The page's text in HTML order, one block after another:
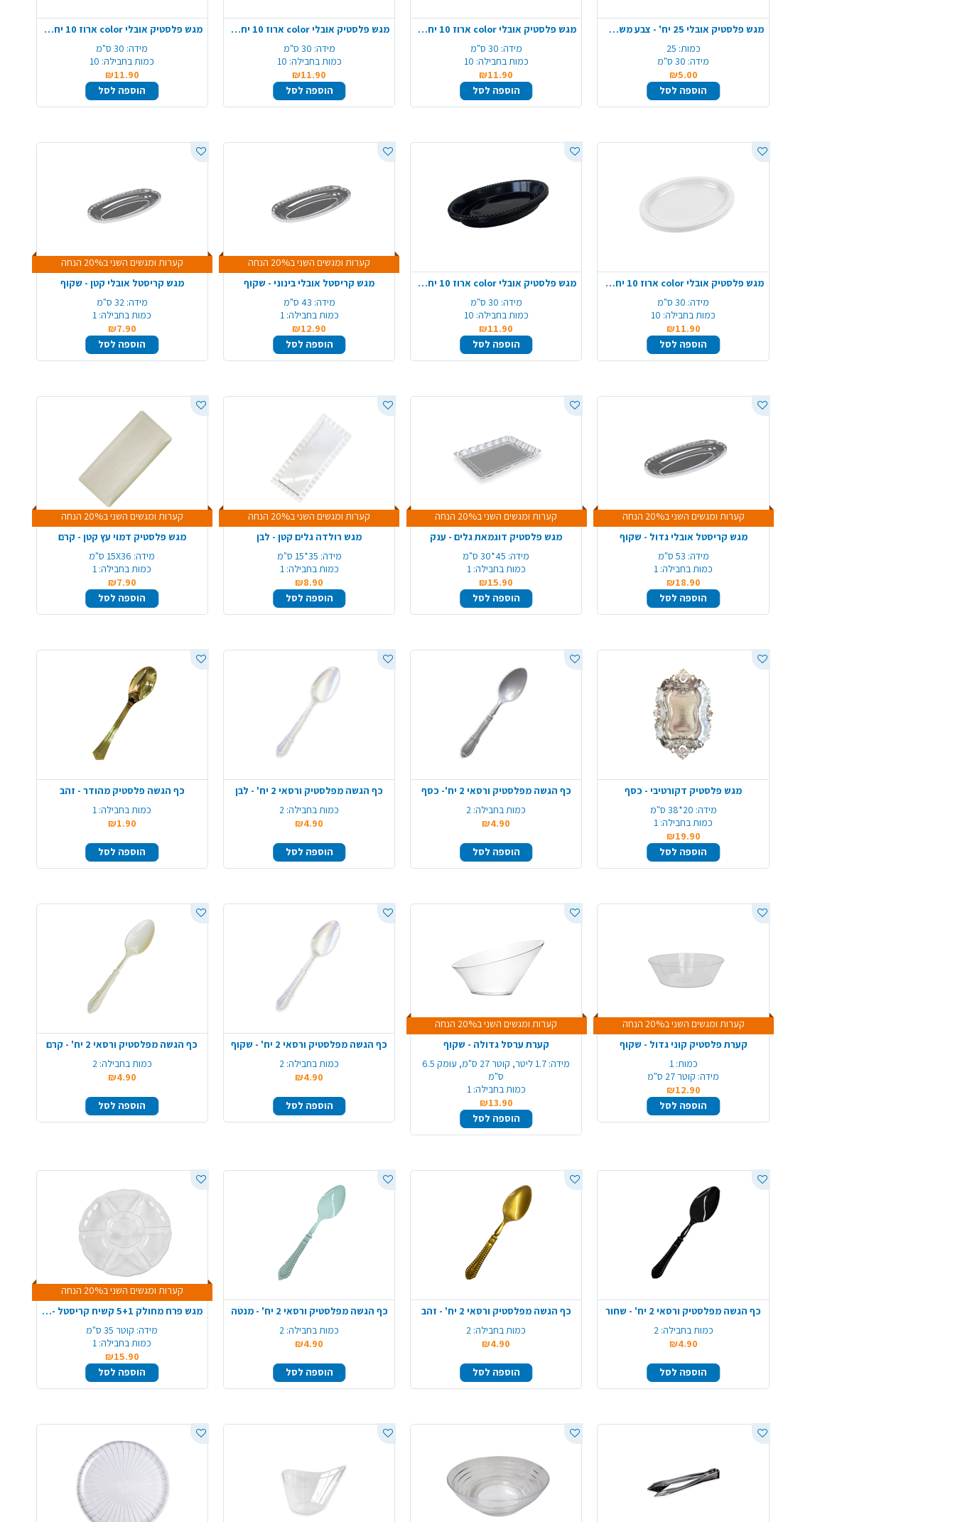
מגש פלסטיק אובלי 25 יח' - צבע משתנה
כמות: 25
מידה: 30 ס"מ
₪5.00
הוספה לסל
מגש פלסטיק אובלי color ארוז 10 יח'- כסף
מידה: 30 ס"מ
כמות בחבילה: 10
₪11.90
הוספה לסל
מגש פלסטיק אובלי color ארוז 10 יח'- זהב
מידה: 30 ס"מ
כמות בחבילה: 10
₪11.90
הוספה לסל
מגש פלסטיק אובלי color ארוז 10 יח' - קרם
מידה: 30 ס"מ
כמות בחבילה: 10
₪11.90
הוספה לסל
מגש פלסטיק אובלי color ארוז 10 יח' - לבן
מידה: 30 ס"מ
כמות בחבילה: 10
₪11.90
הוספה לסל
מגש פלסטיק אובלי color ארוז 10 יח' - שחור
מידה: 30 ס"מ
כמות בחבילה: 10
₪11.90
הוספה לסל
קערות ומגשים השני ב20% הנחה
מגש קריסטל אובלי בינוני - שקוף
מידה: 43 ס"מ
כמות בחבילה: 1
₪12.90
הוספה לסל
קערות ומגשים השני ב20% הנחה
מגש קריסטל אובלי קטן - שקוף
מידה: 32 ס"מ
כמות בחבילה: 1
₪7.90
הוספה לסל
קערות ומגשים השני ב20% הנחה
מגש קריסטל אובלי גדול - שקוף
מידה: 53 ס"מ
כמות בחבילה: 1
₪18.90
הוספה לסל
קערות ומגשים השני ב20% הנחה
מגש פלסטיק דוגמאת גלים - ענק
מידה: 45*30 ס"מ
כמות בחבילה: 1
₪15.90
הוספה לסל
קערות ומגשים השני ב20% הנחה
מגש רולדה גלים קטן - לבן
מידה: 35*15 ס"מ
כמות בחבילה: 1
₪8.90
הוספה לסל
קערות ומגשים השני ב20% הנחה
מגש פלסטיק דמוי עץ קטן - קרם
מידה: 15X36 ס"מ
כמות בחבילה: 1
₪7.90
הוספה לסל
מגש פלסטיק דקורטיבי - כסף
מידה: 20*38 ס"מ
כמות בחבילה: 1
₪19.90
הוספה לסל
כף הגשה מפלסטיק ורסאי 2 יח'- כסף
כמות בחבילה: 2
₪4.90
הוספה לסל
כף הגשה מפלסטיק ורסאי 2 יח' - לבן
כמות בחבילה: 2
₪4.90
הוספה לסל
כף הגשה פלסטיק מהודר - זהב
כמות בחבילה: 1
₪1.90
הוספה לסל
קערות ומגשים השני ב20% הנחה
קערת פלסטיק קוני גדול - שקוף
כמות: 1
מידה: קוטר 27 ס"מ
₪12.90
הוספה לסל
קערות ומגשים השני ב20% הנחה
קערת ערסל גדולה - שקוף
מידה:
1.7 ליטר, קוטר 27 ס"מ, עומק 6.5
ס"מ
כמות בחבילה: 1
₪13.90
הוספה לסל
כף הגשה מפלסטיק ורסאי 2 יח' - שקוף
כמות בחבילה: 2
₪4.90
הוספה לסל
כף הגשה מפלסטיק ורסאי 2 יח' - קרם
כמות בחבילה: 2
₪4.90
הוספה לסל
כף הגשה מפלסטיק ורסאי 2 יח' - שחור
כמות בחבילה: 2
₪4.90
הוספה לסל
כף הגשה מפלסטיק ורסאי 2 יח' - זהב
כמות בחבילה: 2
₪4.90
הוספה לסל
כף הגשה מפלסטיק ורסאי 2 יח' - מנטה
כמות בחבילה: 2
₪4.90
הוספה לסל
קערות ומגשים השני ב20% הנחה
מגש פרח מחולק 5+1 קשיח קריסטל - שקוף
מידה: קוטר 35 ס"מ
כמות בחבילה: 1
₪15.90
הוספה לסל